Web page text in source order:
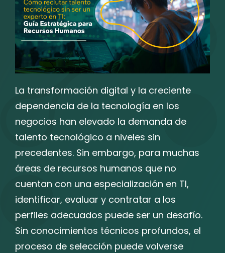
La transformación digital y la creciente
dependencia de la tecnología en los
negocios han elevado la demanda de
talento tecnológico a niveles sin
precedentes. Sin embargo, para muchas
áreas de recursos humanos que no
cuentan con una especialización en TI,
identificar, evaluar y contratar a los
perfiles adecuados puede ser un desafío.
Sin conocimientos técnicos profundos, el
proceso de selección puede volverse